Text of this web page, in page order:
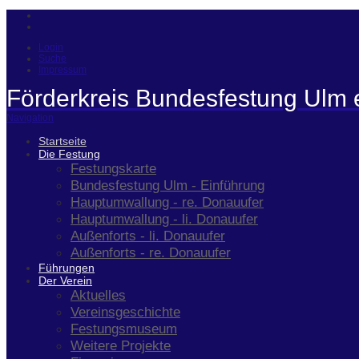
Login
Suche
Impressum
Förderkreis Bundesfestung Ulm
Navigation
Startseite
Die Festung
Festungskarte
Bundesfestung Ulm - Einführung
Hauptumwallung - re. Donauufer
Hauptumwallung - li. Donauufer
Außenforts - li. Donauufer
Außenforts - re. Donauufer
Führungen
Der Verein
Aktuelles
Vereinsgeschichte
Festungsmuseum
Weitere Projekte